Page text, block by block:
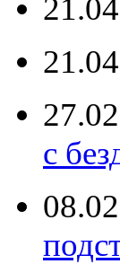
с